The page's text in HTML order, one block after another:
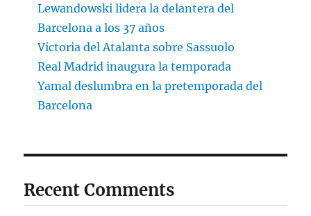
Lewandowski lidera la delantera del
Barcelona a los 37 años
Victoria del Atalanta sobre Sassuolo
Real Madrid inaugura la temporada
Yamal deslumbra en la pretemporada del
Barcelona
Recent Comments